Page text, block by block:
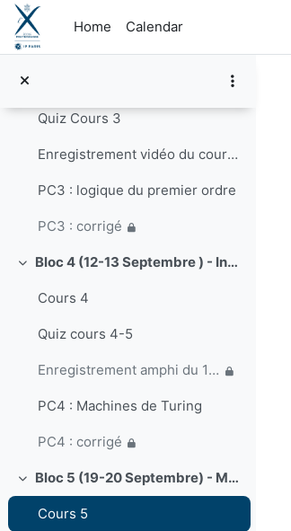
Skip to main content
Home
Calendar
PC2 : corrigé
Collapse
Quiz Cours 3
Enregistrement vidéo du cours du 5 septembre
PC3 : logique du premier ordre
PC3 : corrigé
Collapse Bloc 4 (12-13 Septembre ) - Incomplétude. Introduction aux machines de Turing.
Cours 4
Quiz cours 4-5
Enregistrement amphi du 12 septembre 2023
PC4 : Machines de Turing
PC4 : corrigé
Collapse Bloc 5 (19-20 Septembre) - Machines de Turing. Modèles de Calculs. Thèse de Church-Turing. Calculabilité.
Cours 5